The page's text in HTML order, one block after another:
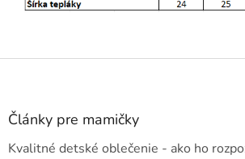
Z
Články pre mamičky
Kvalitné detské oblečenie - ako ho